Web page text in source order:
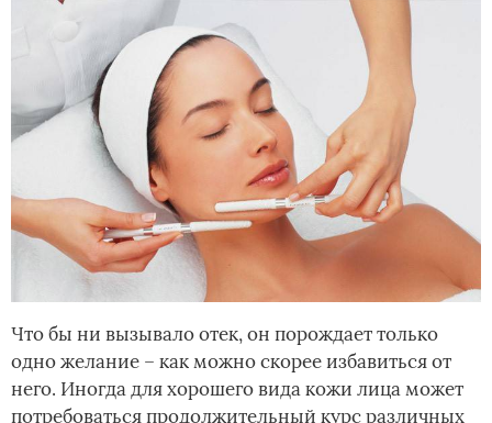
Что бы ни вызывало отек, он порождает только
одно желание – как можно скорее избавиться от
него. Иногда для хорошего вида кожи лица может
потребоваться продолжительный курс различных